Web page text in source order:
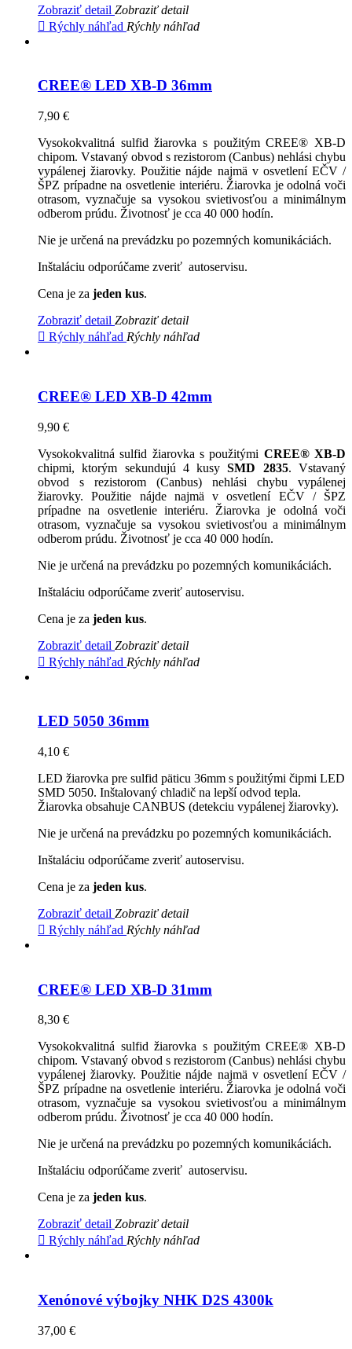
Zobraziť detail Zobraziť detail
 Rýchly náhľad Rýchly náhľad
CREE® LED XB-D 36mm
7,90 €
Vysokokvalitná sulfid žiarovka s použitým CREE® XB-D
chipom. Vstavaný obvod s rezistorom (Canbus) nehlási chybu
vypálenej žiarovky. Použitie nájde najmä v osvetlení EČV /
ŠPZ prípadne na osvetlenie interiéru. Žiarovka je odolná voči
otrasom, vyznačuje sa vysokou svietivosťou a minimálnym
odberom prúdu. Životnosť je cca 40 000 hodín.
Nie je určená na prevádzku po pozemných komunikáciách.
Inštaláciu odporúčame zveriť autoservisu.
Cena je za jeden kus.
Zobraziť detail Zobraziť detail
 Rýchly náhľad Rýchly náhľad
CREE® LED XB-D 42mm
9,90 €
Vysokokvalitná sulfid žiarovka s použitými CREE® XB-D
chipmi, ktorým sekundujú 4 kusySMD 2835. Vstavaný
obvod s rezistorom (Canbus) nehlási chybu vypálenej
žiarovky. Použitie nájde najmä v osvetlení EČV / ŠPZ
prípadne na osvetlenie interiéru. Žiarovka je odolná voči
otrasom, vyznačuje sa vysokou svietivosťou a minimálnym
odberom prúdu. Životnosť je cca 40 000 hodín.
Nie je určená na prevádzku po pozemných komunikáciách.
Inštaláciu odporúčame zveriť autoservisu.
Cena je za jeden kus.
Zobraziť detail Zobraziť detail
 Rýchly náhľad Rýchly náhľad
LED 5050 36mm
4,10 €
LED žiarovka pre sulfid päticu 36mm s použitými čipmi LED
SMD 5050. Inštalovaný chladič na lepší odvod tepla.
Žiarovka obsahuje CANBUS (detekciu vypálenej žiarovky).
Nie je určená na prevádzku po pozemných komunikáciách.
Inštaláciu odporúčame zveriť autoservisu.
Cena je za jeden kus.
Zobraziť detail Zobraziť detail
 Rýchly náhľad Rýchly náhľad
CREE® LED XB-D 31mm
8,30 €
Vysokokvalitná sulfid žiarovka s použitým CREE® XB-D
chipom. Vstavaný obvod s rezistorom (Canbus) nehlási chybu
vypálenej žiarovky. Použitie nájde najmä v osvetlení EČV /
ŠPZ prípadne na osvetlenie interiéru. Žiarovka je odolná voči
otrasom, vyznačuje sa vysokou svietivosťou a minimálnym
odberom prúdu. Životnosť je cca 40 000 hodín.
Nie je určená na prevádzku po pozemných komunikáciách.
Inštaláciu odporúčame zveriť autoservisu.
Cena je za jeden kus.
Zobraziť detail Zobraziť detail
 Rýchly náhľad Rýchly náhľad
Xenónové výbojky NHK D2S 4300k
37,00 €